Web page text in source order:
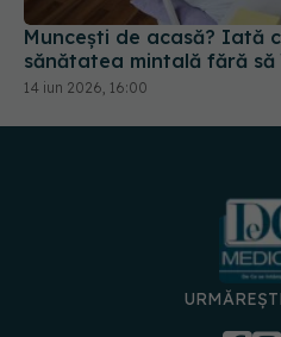
DESCARCĂ